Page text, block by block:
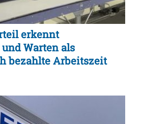
erkennt
Warten als
bezahlte Arbeitszeit